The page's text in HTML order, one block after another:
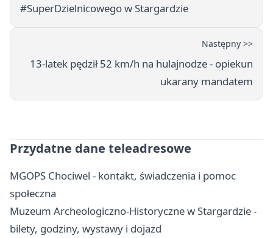
#SuperDzielnicowego w Stargardzie
Następny >>
13-latek pędził 52 km/h na hulajnodze - opiekun
ukarany mandatem
Przydatne dane teleadresowe
MGOPS Chociwel - kontakt, świadczenia i pomoc
społeczna
Muzeum Archeologiczno-Historyczne w Stargardzie -
bilety, godziny, wystawy i dojazd